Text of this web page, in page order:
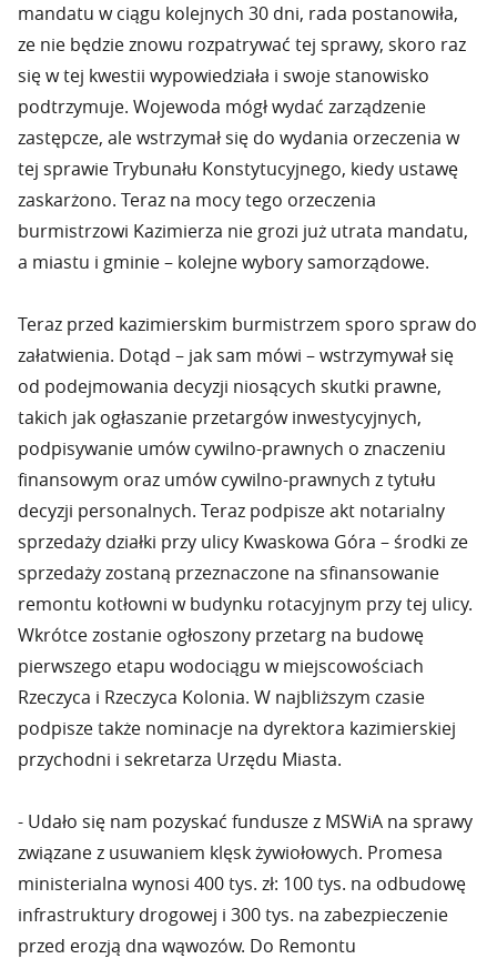
mandatu w ciągu kolejnych 30 dni, rada postanowiła,
ze nie będzie znowu rozpatrywać tej sprawy, skoro raz
się w tej kwestii wypowiedziała i swoje stanowisko
podtrzymuje. Wojewoda mógł wydać zarządzenie
zastępcze, ale wstrzymał się do wydania orzeczenia w
tej sprawie Trybunału Konstytucyjnego, kiedy ustawę
zaskarżono. Teraz na mocy tego orzeczenia
burmistrzowi Kazimierza nie grozi już utrata mandatu,
a miastu i gminie – kolejne wybory samorządowe.
Teraz przed kazimierskim burmistrzem sporo spraw do
załatwienia. Dotąd – jak sam mówi – wstrzymywał się
od podejmowania decyzji niosących skutki prawne,
takich jak ogłaszanie przetargów inwestycyjnych,
podpisywanie umów cywilno-prawnych o znaczeniu
finansowym oraz umów cywilno-prawnych z tytułu
decyzji personalnych. Teraz podpisze akt notarialny
sprzedaży działki przy ulicy Kwaskowa Góra – środki ze
sprzedaży zostaną przeznaczone na sfinansowanie
remontu kotłowni w budynku rotacyjnym przy tej ulicy.
Wkrótce zostanie ogłoszony przetarg na budowę
pierwszego etapu wodociągu w miejscowościach
Rzeczyca i Rzeczyca Kolonia. W najbliższym czasie
podpisze także nominacje na dyrektora kazimierskiej
przychodni i sekretarza Urzędu Miasta.
- Udało się nam pozyskać fundusze z MSWiA na sprawy
związane z usuwaniem klęsk żywiołowych. Promesa
ministerialna wynosi 400 tys. zł: 100 tys. na odbudowę
infrastruktury drogowej i 300 tys. na zabezpieczenie
przed erozją dna wąwozów. Do Remontu